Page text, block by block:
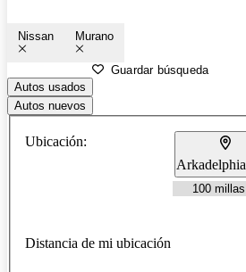
Nissan Murano
Guardar búsqueda
Autos usados
Autos nuevos
Ubicación:
Distancia de mi ubicación